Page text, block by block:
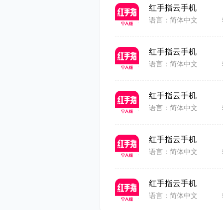
4、电脑
支持PC版
手机端的
理，实现双
VIP设备特
搜集或原创
用，其他能
红手指云手机
语言：简体中文
红手指云手机
语言：简体中文
红手指云手机
语言：简体中文
红手指云手机
语言：简体中文
红手指云手机
语言：简体中文